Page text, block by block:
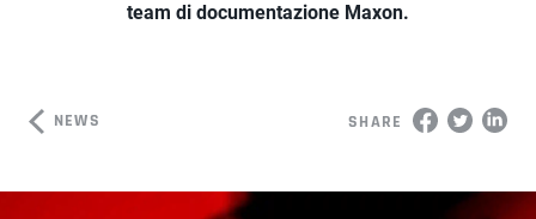
team di documentazione Maxon.
NEWS SHARE